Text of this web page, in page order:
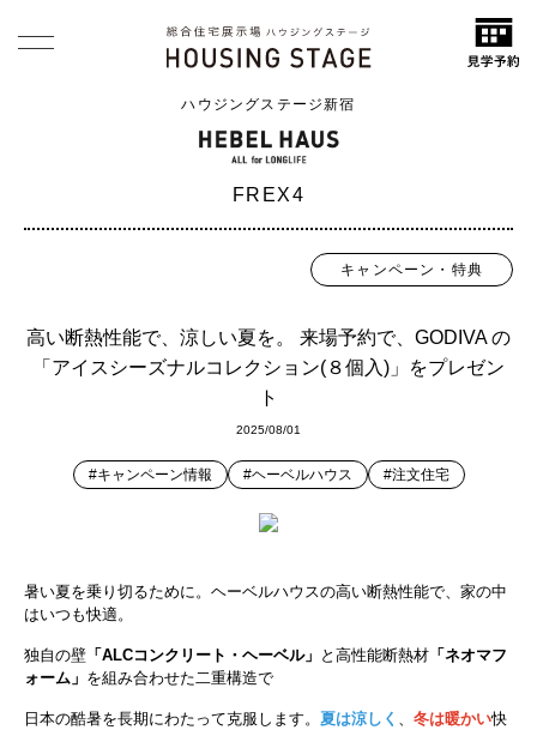
ハウジングステージ新宿
FREX4
キャンペーン・特典
高い断熱性能で、涼しい夏を。 来場予約で、GODIVA の
「アイスシーズナルコレクション(８個入)」をプレゼン
ト
2025/08/01
#キャンペーン情報 #ヘーベルハウス #注文住宅
暑い夏を乗り切るために。ヘーベルハウスの高い断熱性能で、家の中
はいつも快適。
独自の壁 「ALCコンクリート・ヘーベル」 と高性能断熱材 「ネオマフ
ォーム」 を組み合わせた二重構造で
日本の酷暑を長期にわたって克服します。 夏は涼しく 、 冬は暖かい快